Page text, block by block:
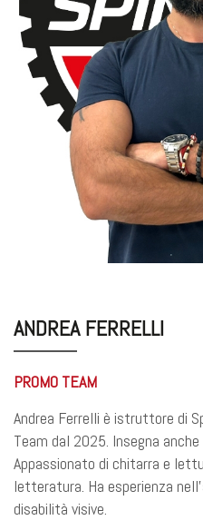
ANDREA FERRELLI
PROMO TEAM
Andrea Ferrelli è istruttore di
Team dal 2025. Insegna
Appassionato di chitarra e
letteratura. Ha esperienza
disabilità visive.